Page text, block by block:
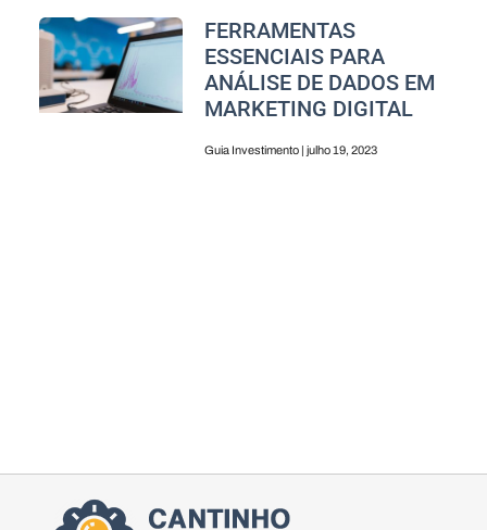
FERRAMENTAS
ESSENCIAIS PARA
ANÁLISE DE DADOS EM
MARKETING DIGITAL
Guia Investimento julho 19, 2023